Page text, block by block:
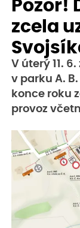
Pozor!
zcela
V úterý 11.
v parku A.
konce roku
provoz